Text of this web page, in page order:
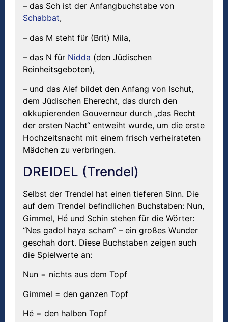
– das Sch ist der Anfangbuchstabe von
Schabbat,
– das M steht für (Brit) Mila,
– das N für Nidda (den Jüdischen
Reinheitsgeboten),
– und das Alef bildet den Anfang von Ischut,
dem Jüdischen Eherecht, das durch den
okkupierenden Gouverneur durch „das Recht
der ersten Nacht“ entweiht wurde, um die erste
Hochzeitsnacht mit einem frisch verheirateten
Mädchen zu verbringen.
DREIDEL (Trendel)
Selbst der Trendel hat einen tieferen Sinn. Die
auf dem Trendel befindlichen Buchstaben: Nun,
Gimmel, Hé und Schin stehen für die Wörter:
“Nes gadol haya scham“ – ein großes Wunder
geschah dort. Diese Buchstaben zeigen auch
die Spielwerte an:
Nun = nichts aus dem Topf
Gimmel = den ganzen Topf
Hé = den halben Topf